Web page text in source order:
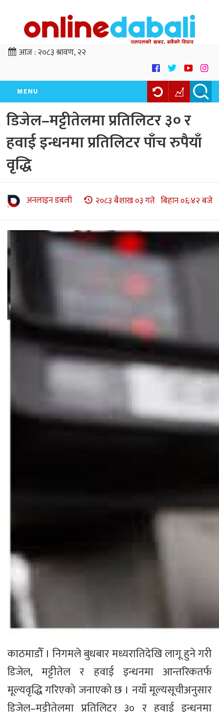
आज :२०८३ श्रावण, २२
MENU
डिजेल–मट्टीतेलमा प्रतिलिटर ३० र
हवाई इन्धनमा प्रतिलिटर पाँच रुपैयाँ
वृद्धि
अनलाइन डबली २०८३ बैशाख ०३ गते बिहान ०६:४२ बजे
काठमाडौँ । निगमले बुधबार मध्यरातिदेखि लागू हुने गरी
डिजेल, मट्टीतेल र हवाई इन्धनमा आन्तरिकतर्फ
मूल्यवृद्धि गरिएको जनाएको छ । नयाँ मूल्यसूचीअनुसार